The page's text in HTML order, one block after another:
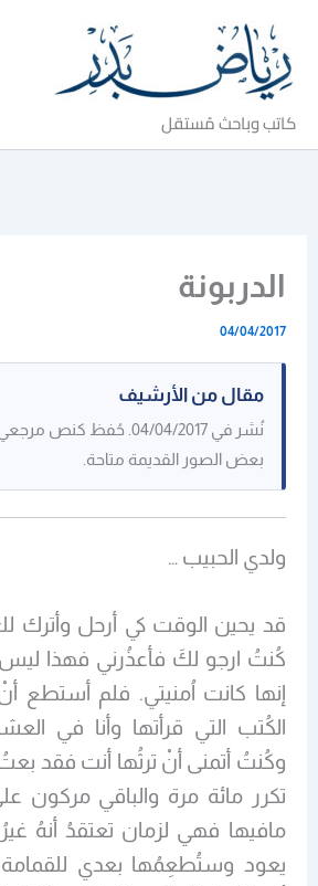
المحتوى
كاتب وباحث مُستقل
الدربونة
04/04/2017
مقال من الأرشيف
نُشر في 04/04/2017. حُفظ
بعض الصور القديمة متاحة.
ولدي الحبيب …
قد يحين الوقت كي أرحل وأترك
كُنتُ ارجو لكَ فأعذُرني فهذا
إنها كانت اُمنيتي. فلم أستطع
الكُتب التي قرأتها وأنا في
وكُنتُ أتمنى أنْ ترثُها أنت فقد
تكرر مائة مرة والباقي مركون
مافيها فهي لزمان تعتقدُ أنهُ
يعود وستُطعِمُها بعدي